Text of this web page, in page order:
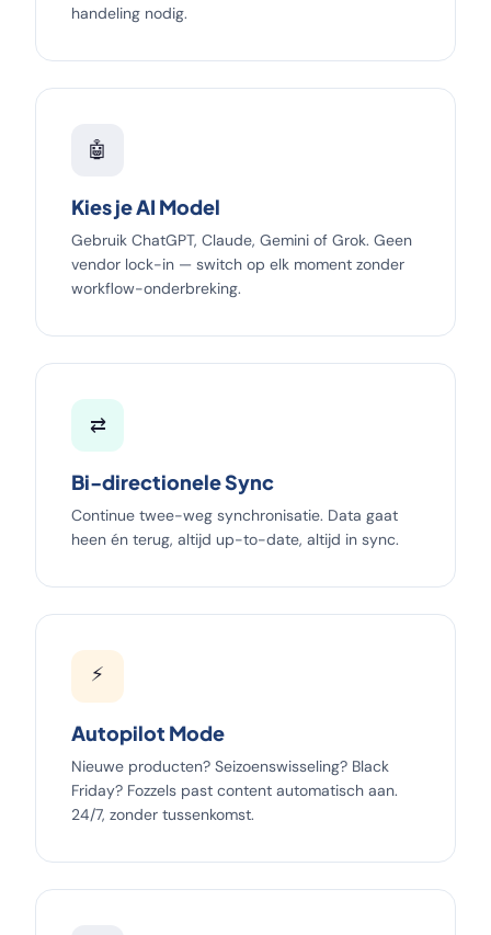
handeling nodig.
🤖
Kies je AI Model
Gebruik ChatGPT, Claude, Gemini of Grok. Geen
vendor lock-in — switch op elk moment zonder
workflow-onderbreking.
⇄
Bi-directionele Sync
Continue twee-weg synchronisatie. Data gaat
heen én terug, altijd up-to-date, altijd in sync.
⚡
Autopilot Mode
Nieuwe producten? Seizoenswisseling? Black
Friday? Fozzels past content automatisch aan.
24/7, zonder tussenkomst.